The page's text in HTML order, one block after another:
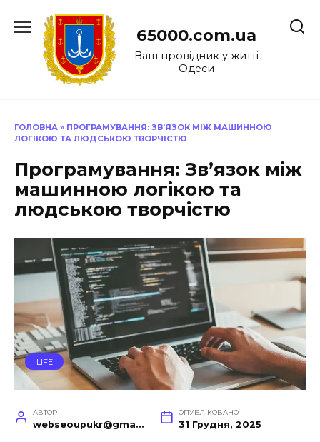
до
65000.com.ua
Ваш провідник у житті
Одеси
ГОЛОВНА » ПРОГРАМУВАННЯ: ЗВ’ЯЗОК МІЖ МАШИННОЮ
ЛОГІКОЮ ТА ЛЮДСЬКОЮ ТВОРЧІСТЮ
Програмування: Зв’язок між
машинною логікою та
людською творчістю
LIFE
АВТОР
webseoupukr@gmail.com
ОПУБЛІКОВАНО
31 Грудня, 2025